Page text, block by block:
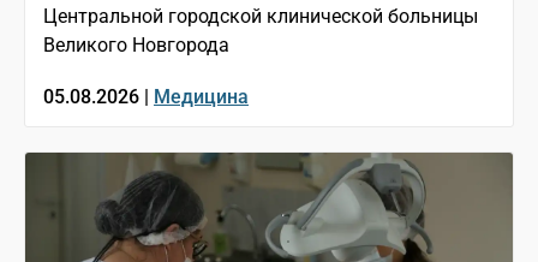
Центральной городской клинической больницы
Великого Новгорода
05.08.2026 | Медицина